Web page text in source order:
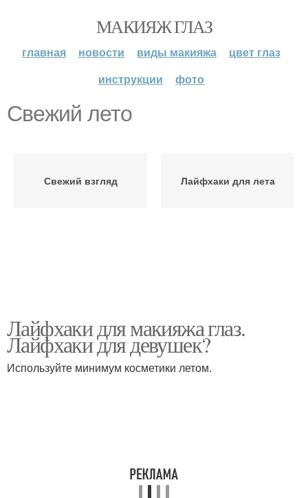
МАКИЯЖ ГЛАЗ
главная новости виды макияжа
цвет глаз
инструкции
фото
Свежий лето
Свежий взгляд Лайфхаки для лета
Лайфхаки для макияжа глаз.
Лайфхаки для девушек?
Используйте минимум косметики летом.